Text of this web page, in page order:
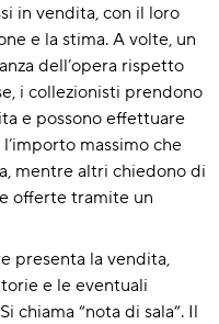
in vendita, con il loro
e la stima. A volte, un
dell’opera rispetto
i collezionisti prendono
e possono effettuare
massimo che
mentre altri chiedono di
offerte tramite un
presenta la vendita,
e le eventuali
chiama “nota di sala”. Il